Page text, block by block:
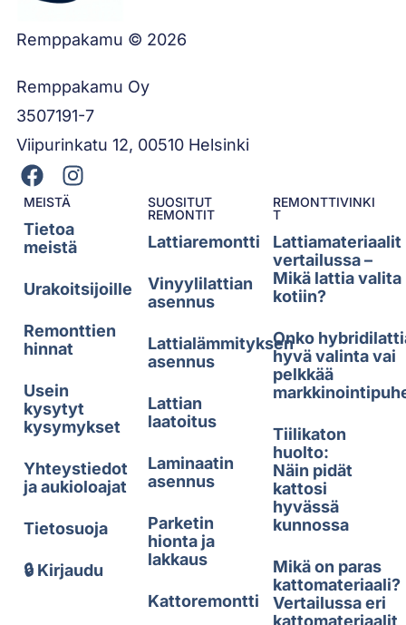
Remppakamu © 2026
Remppakamu Oy
3507191-7
Viipurinkatu 12, 00510 Helsinki
MEISTÄ
Tietoa
meistä
Urakoitsijoille
Remonttien
hinnat
Usein
kysytyt
kysymykset
Yhteystiedot
ja aukioloajat
Tietosuoja
🔒 Kirjaudu
SUOSITUT
REMONTIT
Lattiaremontti
Vinyylilattian
asennus
Lattialämmityksen
asennus
Lattian
laatoitus
Laminaatin
asennus
Parketin
hionta ja
lakkaus
Kattoremontti
REMONTTIVINKI
T
Lattiamateriaalit
vertailussa –
Mikä lattia valita
kotiin?
Onko
hyvä valinta vai
pelkkää
Tiilikaton
huolto:
Näin pidät
kattosi
hyvässä
kunnossa
Mikä on paras
kattomateriaali?
Vertailussa eri
kattomateriaalit